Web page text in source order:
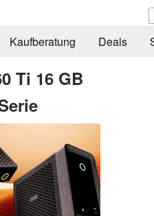
Kaufberatung Deals
Ti 16 GB